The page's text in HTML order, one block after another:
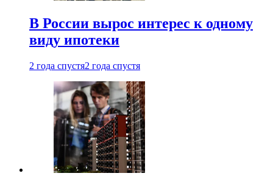
В России вырос интерес к одному
виду ипотеки
2 года спустя2 года спустя